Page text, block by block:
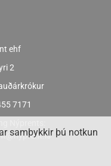
ehf
2
7171
samþykkir þú notkun